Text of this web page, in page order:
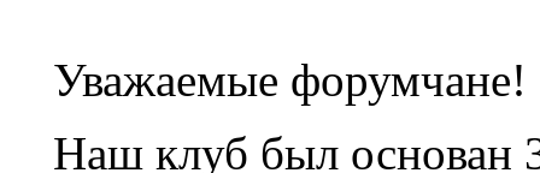
Уважаемые форумчане!
Наш клуб был основан